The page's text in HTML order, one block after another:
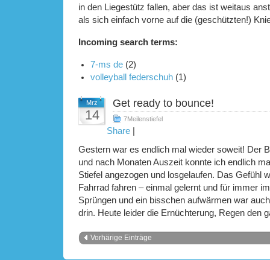
in den Liegestütz fallen, aber das ist weitaus
als sich einfach vorne auf die (geschützten!)
Incoming search terms:
7-ms de (2)
volleyball federschuh (1)
Mrz
14
Get ready to bounce!
7Meilenstiefel
Share
Gestern war es endlich mal wieder soweit! Der
und nach Monaten Auszeit konnte ich endlich
Stiefel angezogen und losgelaufen. Das Gefühl
Fahrrad fahren – einmal gelernt und für immer
Sprüngen und ein bisschen aufwärmen war
drin. Heute leider die Ernüchterung, Regen den
Vorhärige Einträge